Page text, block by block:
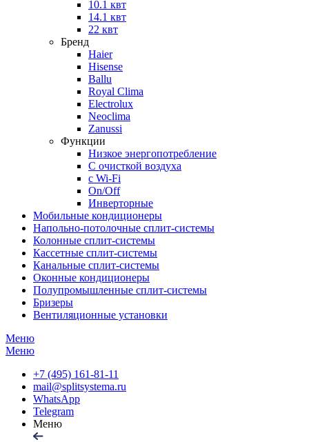
10.1 квт
14.1 квт
22 квт
Бренд
Haier
Hisense
Ballu
Royal Clima
Electrolux
Neoclima
Zanussi
Функции
Низкое энергопотребление
С очисткой воздуха
с Wi-Fi
On/Off
Инверторные
Мобильные кондиционеры
Напольно-потолоч​ные ​сплит-системы
Колонные ​​сплит-системы
Кассетные сплит-системы
Канальные сплит-системы
Оконные кондиционеры
Полупромышленные сплит-системы
Бризеры
Вентиляционные установки
Меню
Меню
+7 (495) 161-81-11
mail@splitsystema.ru
WhatsApp
Telegram
Меню